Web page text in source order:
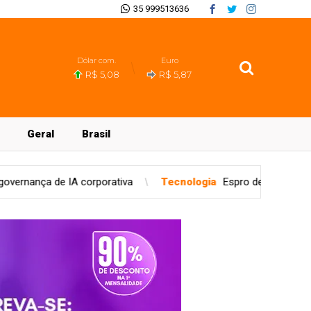
35 999513636
Dólar com.
R$ 5,08
Euro
R$ 5,87
Geral Brasil
Tecnologia Espro debate no CONARH o futuro da